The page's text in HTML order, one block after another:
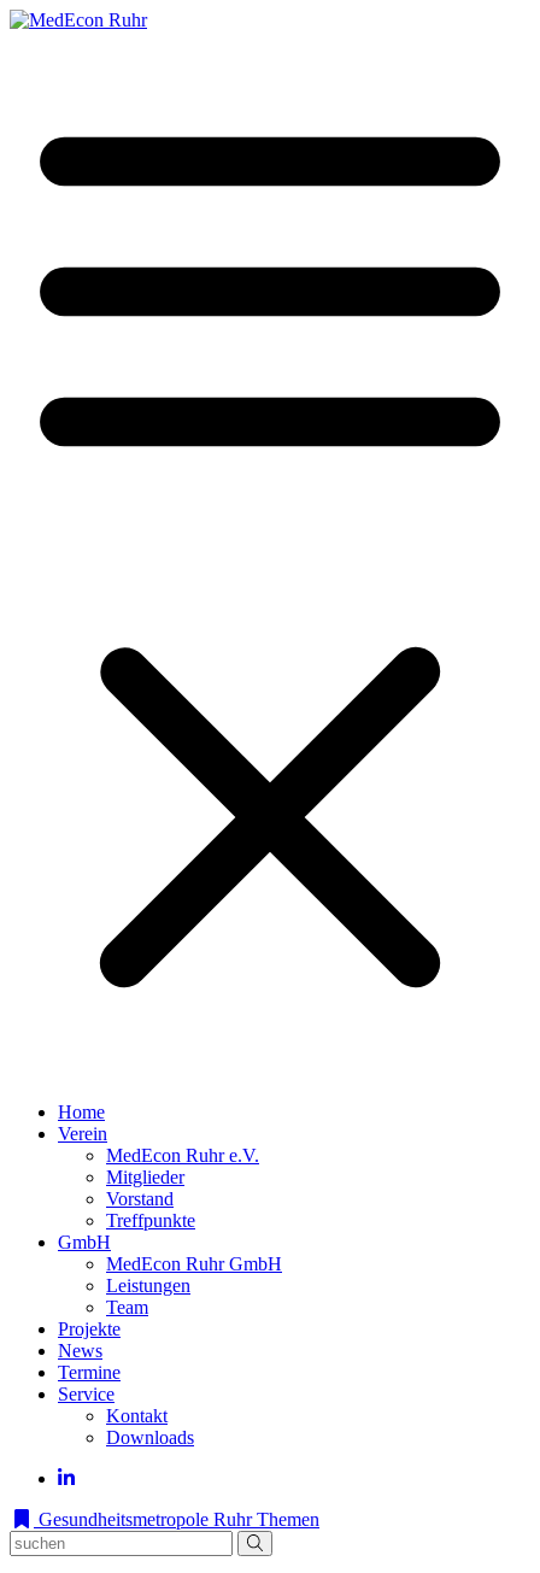
Home
Verein
MedEcon Ruhr e.V.
Mitglieder
Vorstand
Treffpunkte
GmbH
MedEcon Ruhr GmbH
Leistungen
Team
Projekte
News
Termine
Service
Kontakt
Downloads
Gesundheitsmetropole Ruhr Themen